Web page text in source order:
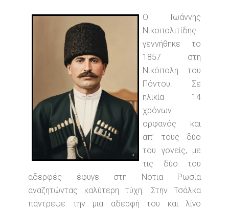
Ο Ιωάννης
Νικοπολιτίδης
γεννήθηκε το
1857 στη
Νικόπολη του
Πόντου. Σε
ηλικία 14
χρόνων
ορφανός και
απ’ τους δύο
του γονείς, με
τις δύο του
αδερφές έφυγε στη Νότια Ρωσία
αναζητώντας καλύτερη τύχη. Στην Τσάλκα
πάντρεψε την μια αδερφή του και λίγο